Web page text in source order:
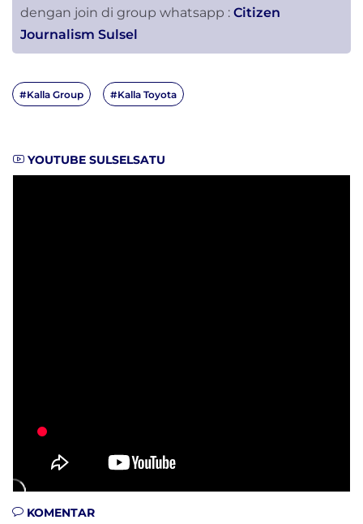
dengan join di group whatsapp : Citizen
Journalism Sulsel
#Kalla Group #Kalla Toyota
YOUTUBE SULSELSATU
KOMENTAR